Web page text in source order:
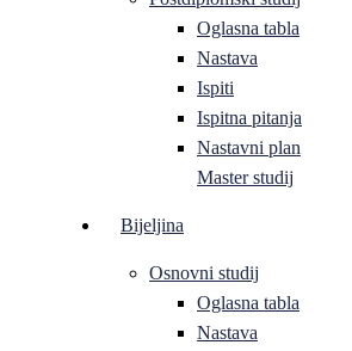
Oglasna tabla
Nastava
Ispiti
Ispitna pitanja
Nastavni plan
Master studij
Bijeljina
Osnovni studij
Oglasna tabla
Nastava